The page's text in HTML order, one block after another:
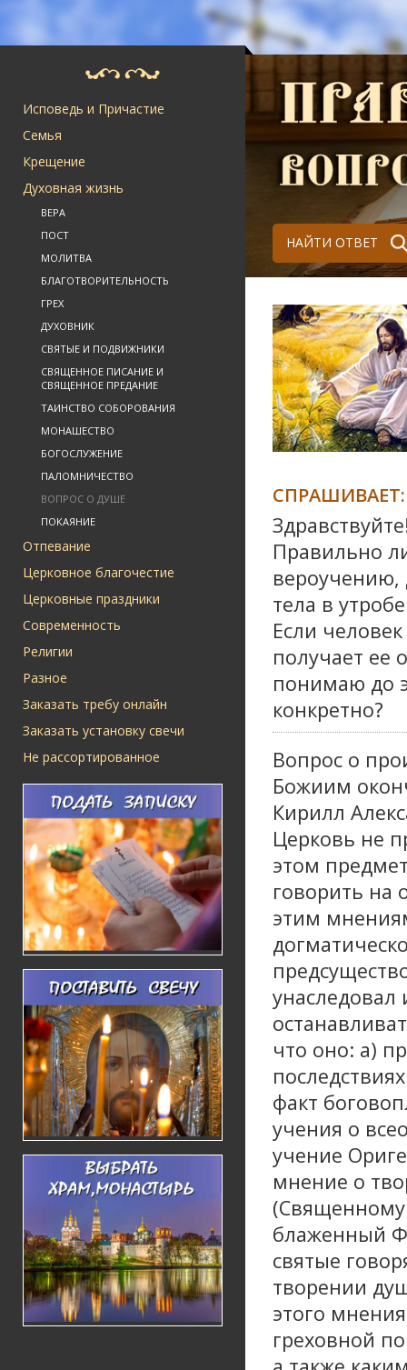
Исповедь и Причастие
Семья
Крещение
Духовная жизнь
ВЕРА
ПОСТ
МОЛИТВА
БЛАГОТВОРИТЕЛЬНОСТЬ
ГРЕХ
ДУХОВНИК
СВЯТЫЕ И ПОДВИЖНИКИ
СВЯЩЕННОЕ ПИСАНИЕ И
СВЯЩЕННОЕ ПРЕДАНИЕ
ТАИНСТВО СОБОРОВАНИЯ
МОНАШЕСТВО
БОГОСЛУЖЕНИЕ
ПАЛОМНИЧЕСТВО
ВОПРОС О ДУШЕ
ПОКАЯНИЕ
Отпевание
Церковное благочестие
Церковные праздники
Современность
Религии
Разное
Заказать требу онлайн
Заказать установку свечи
Не рассортированное
НАЙТИ ОТВЕТ
СПРАШИВАЕТ:
Правильно
вероучению,
тела в
Если
получает ее
понимаю до
конкретно?
Вопрос о
Божиим
Кирилл
Церковь не
этом
говорить на
этим
что оно: а)
факт
учения о
учение
мнение о
блаженный
святые
творении
этого
греховной